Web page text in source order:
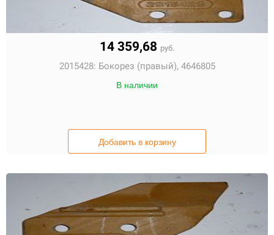
14 359,68 руб.
2015428: Бокорез (правый), 4646805
В наличии
Добавить в корзину